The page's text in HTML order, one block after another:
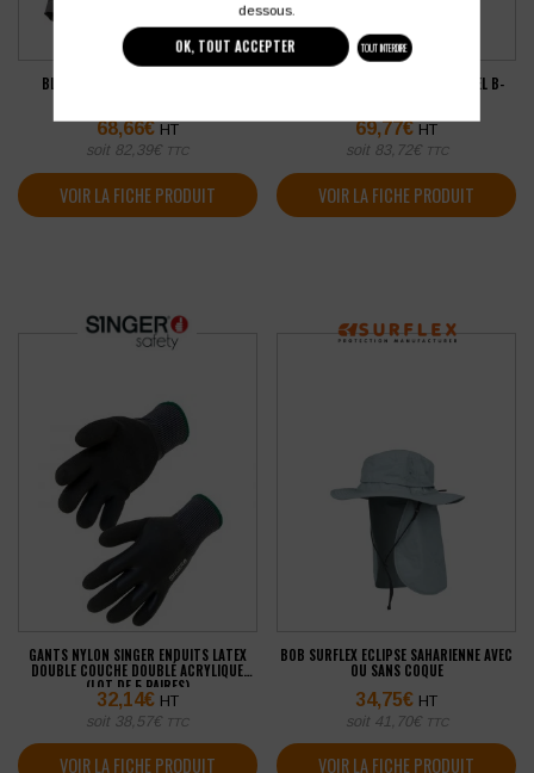
BLOUSON DE TRAVAIL MOLINEL B-
68,66€ HT
soit 82,39€ TTC
VOIR LA FICHE PRODUIT
PANTALON GENOUILLÈRES MOLINEL B-
69,77€ HT
soit 83,72€ TTC
VOIR LA FICHE PRODUIT
GANTS NYLON SINGER ENDUITS LATEX
DOUBLE COUCHE DOUBLÉ ACRYLIQUE
(LOT DE 5 PAIRES)
32,14€ HT
soit 38,57€ TTC
VOIR LA FICHE PRODUIT
BOB SURFLEX ECLIPSE SAHARIENNE AVEC
OU SANS COQUE
34,75€ HT
soit 41,70€ TTC
VOIR LA FICHE PRODUIT
dessous.
OK, TOUT ACCEPTER TOUT INTERDIRE